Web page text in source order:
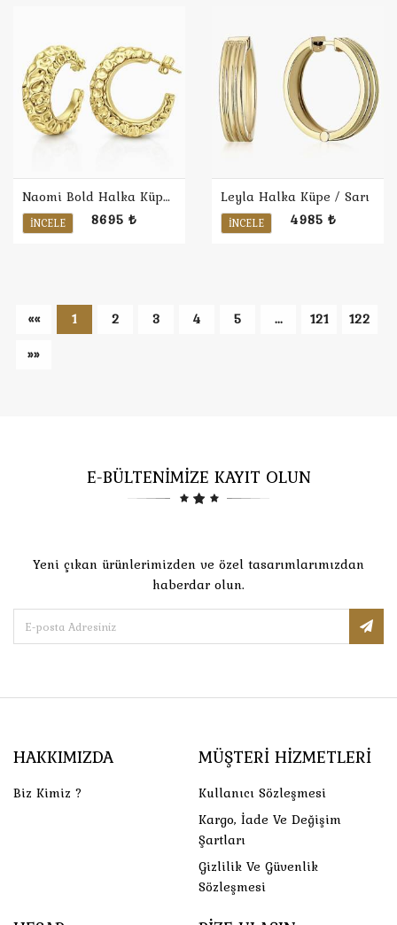
Naomi Bold Halka Küpe 1
İNCELE 8695 ₺
Leyla Halka Küpe / Sarı
İNCELE 4985 ₺
«« 1 2 3 4 5 ... 121
122
»»
E-BÜLTENİMİZE KAYIT OLUN
Yeni çıkan ürünlerimizden ve özel tasarımlarımızdan
haberdar olun.
HAKKIMIZDA
Biz Kimiz ?
MÜŞTERI HIZMETLERI
Kullanıcı Sözleşmesi
Kargo, İade Ve Değişim
Şartları
Gizlilik Ve Güvenlik
Sözleşmesi